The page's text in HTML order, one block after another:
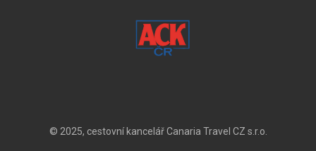
© 2025, cestovní kancelář Canaria Travel CZ s.r.o.